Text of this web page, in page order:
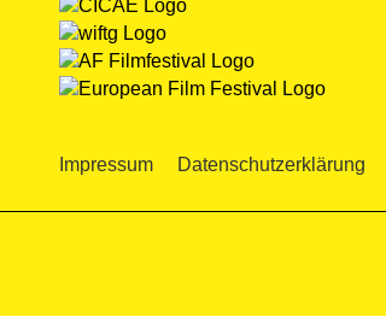
Impressum Datenschutzerklärung